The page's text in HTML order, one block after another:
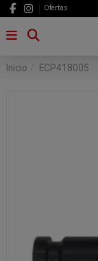
Ofertas
Inicio ECP418005